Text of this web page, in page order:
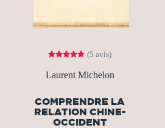
(5 avis)
Laurent Michelon
COMPRENDRE LA
RELATION CHINE-
OCCIDENT